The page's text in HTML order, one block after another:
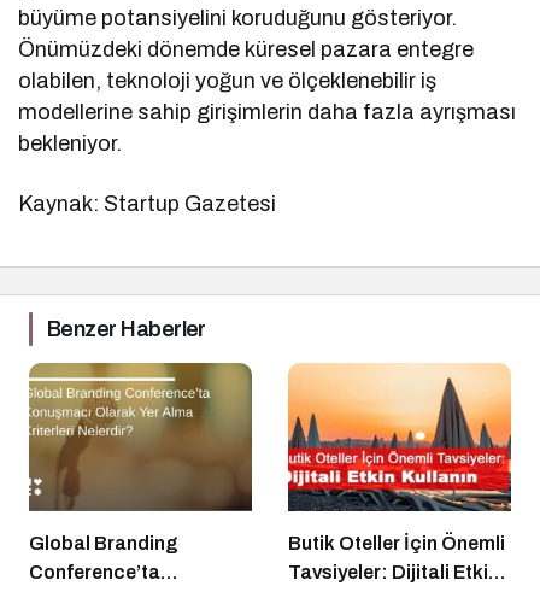
büyüme potansiyelini koruduğunu gösteriyor.
Önümüzdeki dönemde küresel pazara entegre
olabilen, teknoloji yoğun ve ölçeklenebilir iş
modellerine sahip girişimlerin daha fazla ayrışması
bekleniyor.
Kaynak: Startup Gazetesi
Benzer Haberler
Global Branding
Conference’ta
Butik Oteller İçin Önemli
Tavsiyeler: Dijitali Etkin